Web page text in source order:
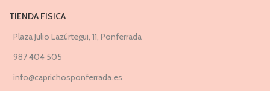
TIENDA FISICA
Plaza Julio Lazúrtegui, 11, Ponferrada
987 404 505
info@caprichosponferrada.es